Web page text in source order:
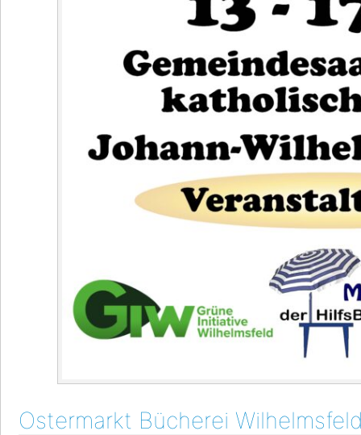
Ostermarkt Bücherei